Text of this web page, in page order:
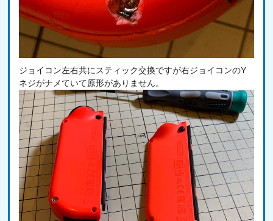
ジョイコン左右共にスティック交換ですが右ジョイコンのY
ネジがナメていて原形がありません。